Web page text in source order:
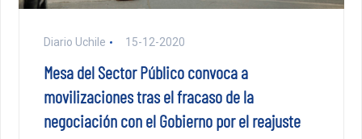
Diario Uchile 15-12-2020
Mesa del Sector Público convoca a
movilizaciones tras el fracaso de la
negociación con el Gobierno por el reajuste